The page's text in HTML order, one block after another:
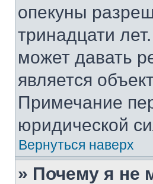
опекуны
тринадцати
может давать
является
Примечание
юридической
Вернуться наверх
» Почему я не